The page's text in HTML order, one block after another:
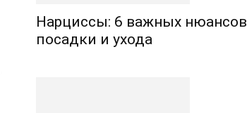
Нарциссы: 6 важных нюансов
посадки и ухода